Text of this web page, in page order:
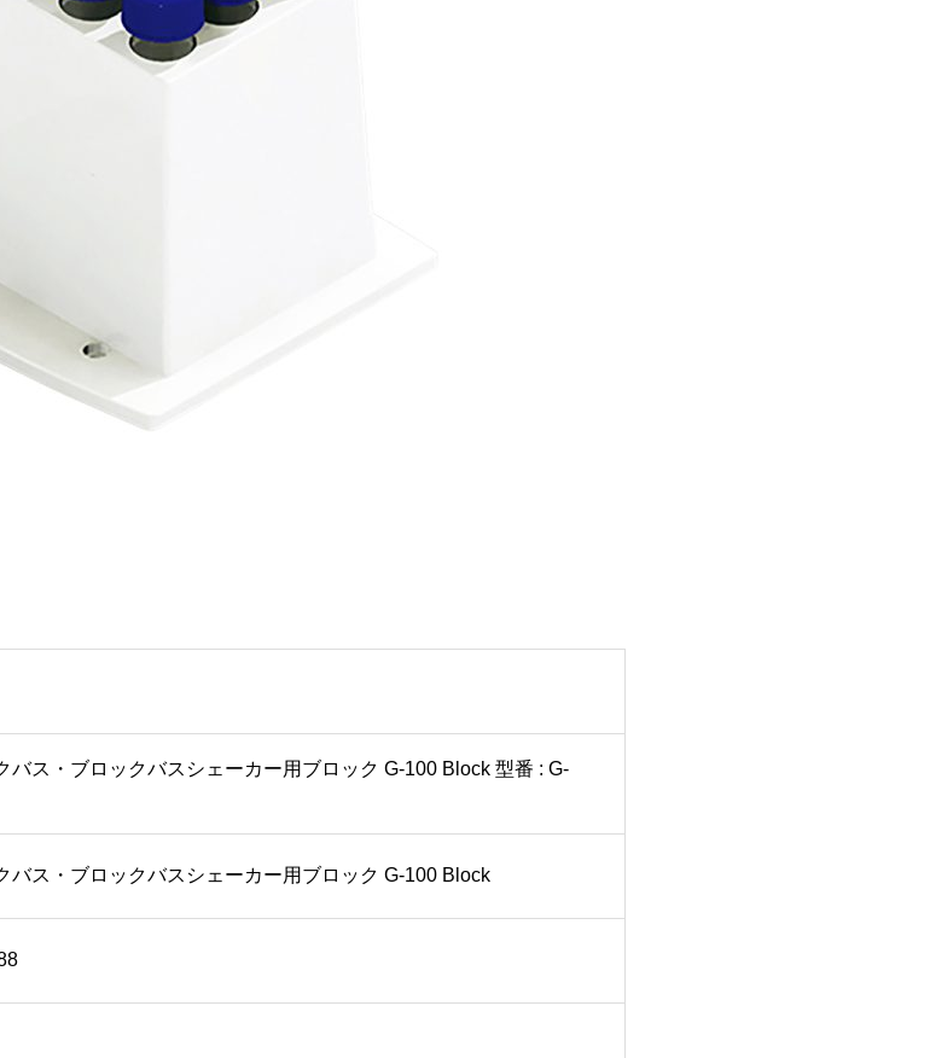
バス・ブロックバスシェーカー用ブロック G-100 Block 型番 : G-
バス・ブロックバスシェーカー用ブロック G-100 Block